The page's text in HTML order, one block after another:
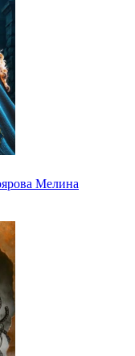
Мелина